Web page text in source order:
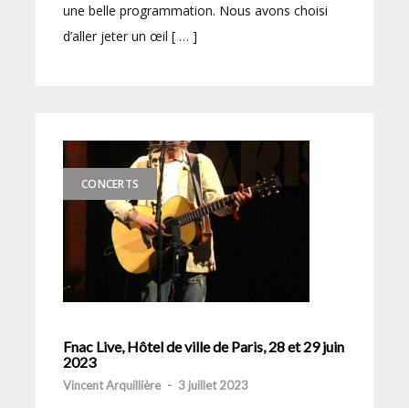
une belle programmation. Nous avons choisi
d’aller jeter un œil [ … ]
CONCERTS
Fnac Live, Hôtel de ville de Paris, 28 et 29 juin
2023
Vincent Arquillière - 3 juillet 2023